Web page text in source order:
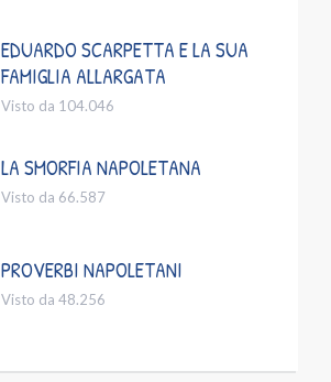
EDUARDO SCARPETTA E LA SUA
FAMIGLIA ALLARGATA
Visto da 104.046
LA SMORFIA NAPOLETANA
Visto da 66.587
PROVERBI NAPOLETANI
Visto da 48.256